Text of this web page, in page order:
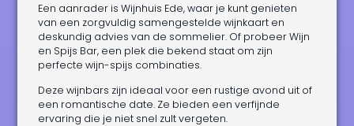
Een aanrader is Wijnhuis Ede, waar je kunt genieten
van een zorgvuldig samengestelde wijnkaart en
deskundig advies van de sommelier. Of probeer Wijn
en Spijs Bar, een plek die bekend staat om zijn
perfecte wijn-spijs combinaties.
Deze wijnbars zijn ideaal voor een rustige avond uit of
een romantische date. Ze bieden een verfijnde
ervaring die je niet snel zult vergeten.